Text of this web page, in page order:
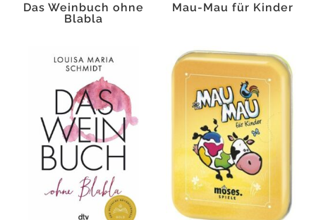
Das Weinbuch ohne
Blabla
Mau-Mau für Kinder